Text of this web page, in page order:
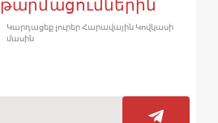
թարմացումներին
Կարդացեք լուրեր Հարավային Կովկասի
մասին